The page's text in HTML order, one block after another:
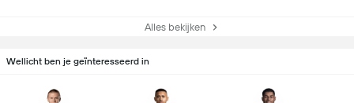
Alles bekijken
Wellicht ben je geïnteresseerd in